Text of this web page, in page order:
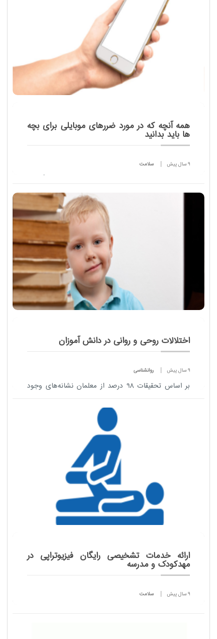
همه آنچه که در مورد ضررهای موبایلی برای بچه
ها باید بدانید
9 سال پیش سلامت
منفی استفاده از تلفن همراه، تل لت، لپ تاپ و... برای
کودکان رو به رو شده اید یا دغدغه ای که خودتان از زمان
بارداری تا الان با آن دست و پنجه...
اختلالات روحی و روانی در دانش آموزان
9 سال پیش روانشناسی
بر اساس تحقیقات 98 درصد از معلمان نشانه‌های وجود
به این نتیجه رسیده‌اند که مشکلات خا...
ارائه خدمات تشخیصی رایگان فیزیوتراپی در
مهدکودک و مدرسه
9 سال پیش سلامت